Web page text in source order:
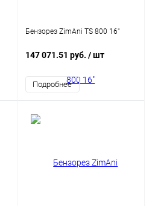
Бензорез ZimAni TS 800 16"
147 071.51 руб. / шт
Подробнее